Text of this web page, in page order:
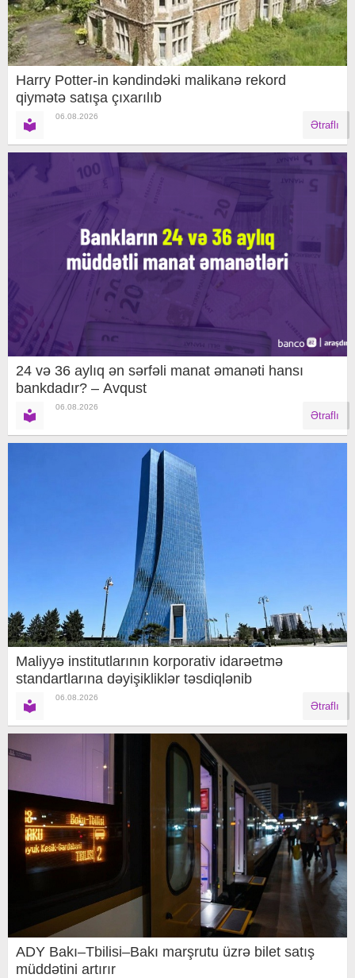
Harry Potter-in kəndindəki malikanə rekord
qiymətə satışa çıxarılıb
06.08.2026
Ətraflı
24 və 36 aylıq ən sərfəli manat əmanəti hansı
bankdadır? – Avqust
06.08.2026
Ətraflı
Maliyyə institutlarının korporativ idarəetmə
standartlarına dəyişikliklər təsdiqlənib
06.08.2026
Ətraflı
ADY Bakı–Tbilisi–Bakı marşrutu üzrə bilet satış
müddətini artırır